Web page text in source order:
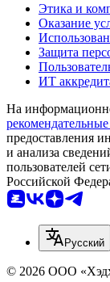
Этика и
Оказание
Защита
ИТ
На
предоставления
и анализа
пользователей
Российской
Русский
© 2026 ООО